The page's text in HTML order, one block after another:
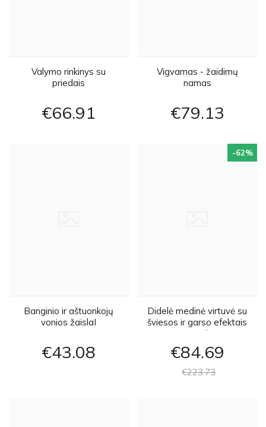
Valymo rinkinys su
priedais
€66 91
Vigvamas - žaidimų
namas
€79 13
Banginio ir aštuonkojų
vonios žaislaI
€43 08
-62%
Didelė medinė virtuvė su
šviesos ir garso efektais
+ priedai
€84 69
€22373